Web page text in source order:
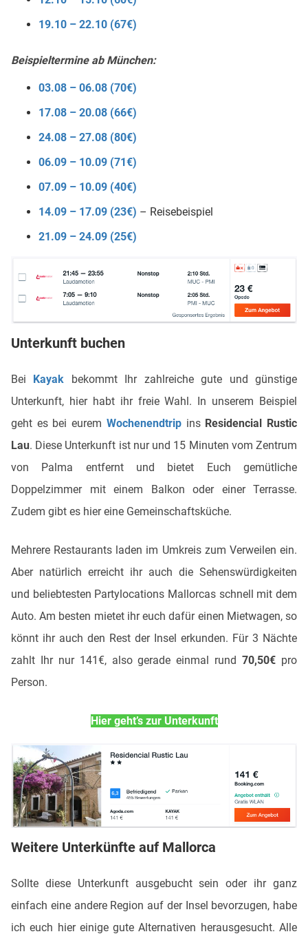
19.10 – 22.10 (67€)
Beispieltermine ab München:
03.08 – 06.08 (70€)
17.08 – 20.08 (66€)
24.08 – 27.08 (80€)
06.09 – 10.09 (71€)
07.09 – 10.09 (40€)
14.09 – 17.09 (23€) – Reisebeispiel
21.09 – 24.09 (25€)
Unterkunft buchen
Bei Kayak bekommt Ihr zahlreiche gute und günstige
Unterkunft, hier habt ihr freie Wahl. In unserem Beispiel
geht es bei eurem Wochenendtripins Residencial Rustic
Lau. Diese Unterkunft ist nur und 15 Minuten vom Zentrum
von Palma entfernt und bietet Euch gemütliche
Doppelzimmer mit einem Balkon oder einer Terrasse.
Zudem gibt es hier eine Gemeinschaftsküche.
Mehrere Restaurants laden im Umkreis zum Verweilen ein.
Aber natürlich erreicht ihr auch die Sehenswürdigkeiten
und beliebtesten Partylocations Mallorcas schnell mit dem
Auto. Am besten mietet ihr euch dafür einen Mietwagen, so
könnt ihr auch den Rest der Insel erkunden. Für 3 Nächte
zahlt Ihr nur 141€, also gerade einmal rund70,50€ pro
Person.
Hier geht’s zur Unterkunft
Weitere Unterkünfte auf Mallorca
Sollte diese Unterkunft ausgebucht sein oder ihr ganz
einfach eine andere Region auf der Insel bevorzugen, habe
ich euch hier einige gute Alternativen herausgesucht. Alle